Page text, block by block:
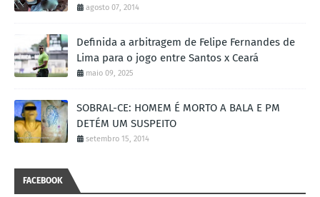
agosto 07, 2014
Definida a arbitragem de Felipe Fernandes de
Lima para o jogo entre Santos x Ceará
maio 09, 2025
SOBRAL-CE: HOMEM É MORTO A BALA E PM
DETÉM UM SUSPEITO
setembro 15, 2014
FACEBOOK